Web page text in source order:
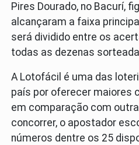
Pires Dourado, no Bacurí,
alcançaram a faixa
será dividido entre os
todas as dezenas
A Lotofácil é uma das
país por oferecer maiores
em comparação com
concorrer, o apostador
números dentre os 25